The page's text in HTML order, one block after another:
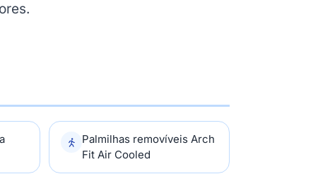
Palmilhas removíveis Arch
Fit Air Cooled